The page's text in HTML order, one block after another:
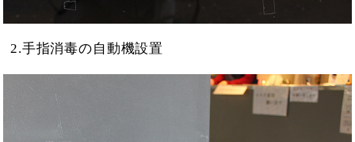
2.手指消毒の自動機設置